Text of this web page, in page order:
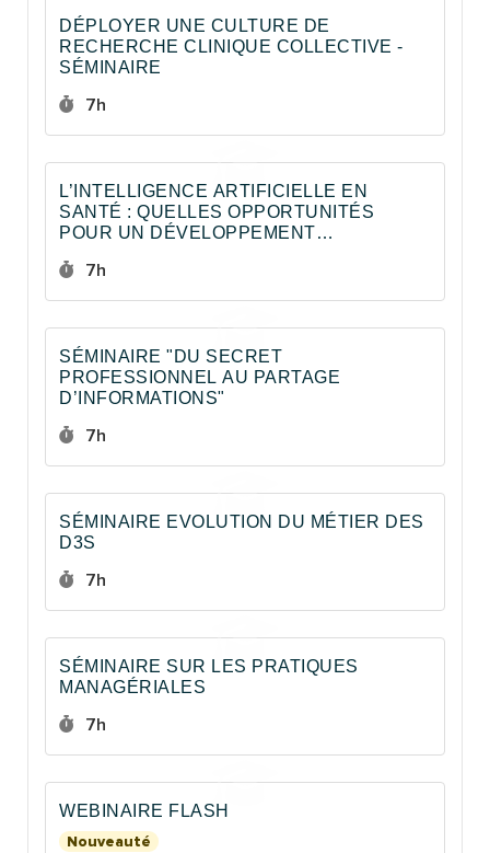
DÉPLOYER UNE CULTURE DE
RECHERCHE CLINIQUE COLLECTIVE -
SÉMINAIRE
Durée :
7h
L’INTELLIGENCE ARTIFICIELLE EN
SANTÉ : QUELLES OPPORTUNITÉS
POUR UN DÉVELOPPEMENT
Durée :
7h
SÉMINAIRE "DU SECRET
PROFESSIONNEL AU PARTAGE
D’INFORMATIONS"
Durée :
7h
SÉMINAIRE EVOLUTION DU MÉTIER DES
D3S
Durée :
7h
SÉMINAIRE SUR LES PRATIQUES
MANAGÉRIALES
Durée :
7h
WEBINAIRE FLASH
Nouveauté